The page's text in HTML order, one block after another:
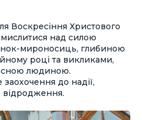
Воскресіння Христового
над силою
мироносиць, глибиною
році та викликами,
людиною.
до надії,
відродження.